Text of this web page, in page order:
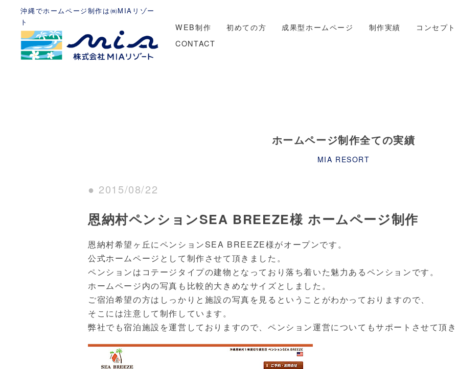
沖縄でホームページ制作は㈱MIAリゾー
ト
WEB制作 初めての方 成果型ホームページ 制作実績
コンセプト
CONTACT
ホームページ制作全ての実績
MIA RESORT
● 2015/08/22
恩納村ペンションSEA BREEZE様 ホームページ制作
恩納村希望ヶ丘にペンションSEA BREEZE様がオープンです。
公式ホームページとして制作させて頂きました。
ペンションはコテージタイプの建物となっており落ち着いた魅力あるペンションです。
ホームページ内の写真も比較的大きめなサイズとしました。
ご宿泊希望の方はしっかりと施設の写真を見るということがわかっておりますので、
そこには注意して制作しています。
弊社でも宿泊施設を運営しておりますので、ペンション運営についてもサポートさせて頂